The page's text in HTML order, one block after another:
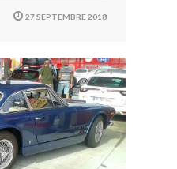
27 SEPTEMBRE 2018